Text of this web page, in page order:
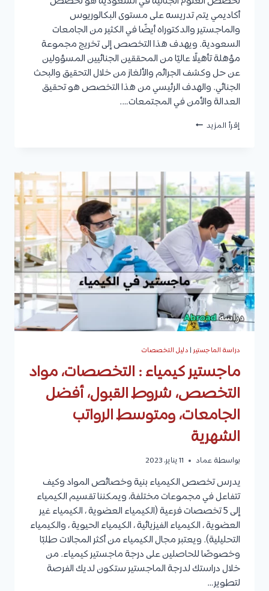
أكاديمي يتم تدريسه على مستوى البكالوريوس
والماجستير والدكتوراه أيضًا في الكثير من الجامعات
السعودية. ويهدف هذا التخصص إلى تخريج مجموعة
مؤهلة تأهيلًا عاليًا من المحققين الجنائيين المسؤولين
عن حل وكشف الجرائم والألغاز من خلال التحقيق والبحث
الجنائي. والهدف الرئيسي من هذا التخصص هو تحقيق
العدالة والأمن في المجتمعات….
إقرأ المزيد تخصص
الأهداف،
شروط
القبول،
الجامعات
التي
تطرح
التخصص،
والفرص
الوظيفية
دراسة الماجستير| دليل التخصصات
ماجستير كيمياء : التخصصات، مواد
التخصص، شروط القبول، أفضل
الجامعات، ومتوسط الرواتب
الشهرية
بواسطة عماد 11 يناير، 2023
يدرس تخصص الكيمياء بنية وخصائص المواد وكيف
تتفاعل في مجموعات مختلفة، ويمكننا تقسيم الكيمياء
إلى 5 تخصصات فرعية (الكيمياء العضوية ، الكيمياء غير
العضوية ، الكيمياء الفيزيائية ، الكيمياء الحيوية ، والكيمياء
التحليلية). ويعتبر مجال الكيمياء من أكثر المجالات طلبًا
وخصوصًا للحاصلين على درجة ماجستير كيمياء. من
خلال دراستك لدرجة الماجستير ستكون لديك الفرصة
لتطوير…